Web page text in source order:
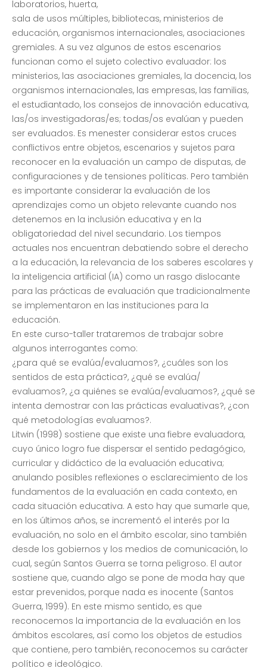
laboratorios, huerta,
sala de usos múltiples, bibliotecas, ministerios de
educación, organismos internacionales, asociaciones
gremiales. A su vez algunos de estos escenarios
funcionan como el sujeto colectivo evaluador: los
ministerios, las asociaciones gremiales, la docencia, los
organismos internacionales, las empresas, las familias,
el estudiantado, los consejos de innovación educativa,
las/os investigadoras/es; todas/os evalúan y pueden
ser evaluados. Es menester considerar estos cruces
conflictivos entre objetos, escenarios y sujetos para
reconocer en la evaluación un campo de disputas, de
configuraciones y de tensiones políticas. Pero también
es importante considerar la evaluación de los
aprendizajes como un objeto relevante cuando nos
detenemos en la inclusión educativa y en la
obligatoriedad del nivel secundario. Los tiempos
actuales nos encuentran debatiendo sobre el derecho
a la educación, la relevancia de los saberes escolares y
la inteligencia artificial (IA) como un rasgo dislocante
para las prácticas de evaluación que tradicionalmente
se implementaron en las instituciones para la
educación.
En este curso-taller trataremos de trabajar sobre
algunos interrogantes como:
¿para qué se evalúa/evaluamos?, ¿cuáles son los
sentidos de esta práctica?, ¿qué se evalúa/
evaluamos?, ¿a quiénes se evalúa/evaluamos?, ¿qué se
intenta demostrar con las prácticas evaluativas?, ¿con
qué metodologías evaluamos?.
Litwin (1998) sostiene que existe una fiebre evaluadora,
cuyo único logro fue dispersar el sentido pedagógico,
curricular y didáctico de la evaluación educativa;
anulando posibles reflexiones o esclarecimiento de los
fundamentos de la evaluación en cada contexto, en
cada situación educativa. A esto hay que sumarle que,
en los últimos años, se incrementó el interés por la
evaluación, no solo en el ámbito escolar, sino también
desde los gobiernos y los medios de comunicación, lo
cual, según Santos Guerra se torna peligroso. El autor
sostiene que, cuando algo se pone de moda hay que
estar prevenidos, porque nada es inocente (Santos
Guerra, 1999). En este mismo sentido, es que
reconocemos la importancia de la evaluación en los
ámbitos escolares, así como los objetos de estudios
que contiene, pero también, reconocemos su carácter
político e ideológico.